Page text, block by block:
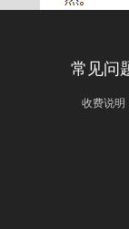
常见问
收费说明